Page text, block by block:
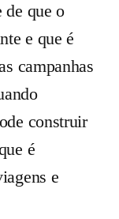
de que o
e que é
campanhas
construir
é
e